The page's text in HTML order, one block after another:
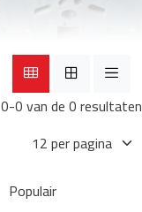
0-0 van de 0 resultaten